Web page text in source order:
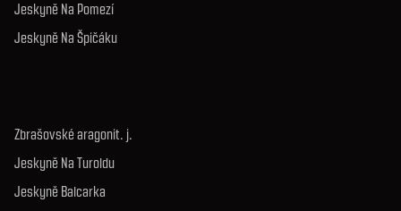
Jeskyně Na Pomezí
Jeskyně Na Špičáku
Zbrašovské aragonit. j.
Jeskyně Na Turoldu
Jeskyně Balcarka